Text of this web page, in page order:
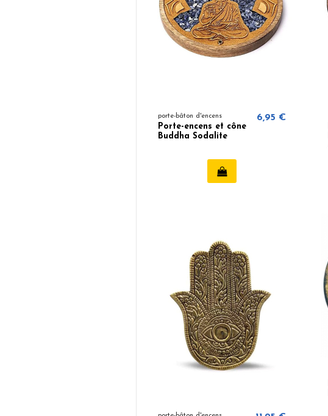
porte-bâton d'encens
Porte-encens et cône
Buddha Sodalite
6,95 €